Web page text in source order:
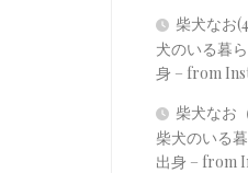
柴犬なお
犬のいる暮
身 – from
柴犬なお
柴犬のいる
出身 – from